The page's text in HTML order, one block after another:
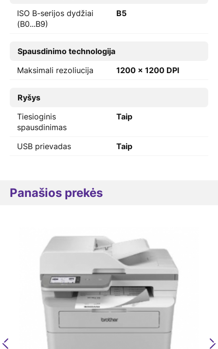
ISO B-serijos dydžiai
(B0...B9)
B5
Spausdinimo technologija
Maksimali rezoliucija
1200 x 1200 DPI
Ryšys
Tiesioginis
spausdinimas
Taip
USB prievadas Taip
Panašios prekės
Previous